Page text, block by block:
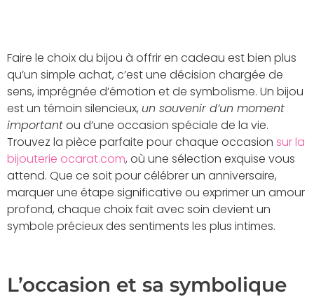
Faire le choix du bijou à offrir en cadeau est bien plus
qu’un simple achat, c’est une décision chargée de
sens, imprégnée d’émotion et de symbolisme. Un bijou
est un témoin silencieux, un souvenir d’un moment
importantou d’une occasion spéciale de la vie.
Trouvez la pièce parfaite pour chaque occasion sur la
bijouterie ocarat.com, où une sélection exquise vous
attend. Que ce soit pour célébrer un anniversaire,
marquer une étape significative ou exprimer un amour
profond, chaque choix fait avec soin devient un
symbole précieux des sentiments les plus intimes.
L’occasion et sa symbolique